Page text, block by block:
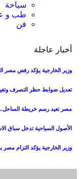
سياحة
طب و
فن
أخبار عاجلة
وزير الخارجية يؤكد رفض مصر
تعديل ضوابط حظر التصرف
مصر تعيد رسم خريطة الساحل.. 5 قطاعات لصناعة مركز اقتصادي جديد
الأصول السياحية تدخل سباق
وزير الخارجية يؤكد التزام مصر